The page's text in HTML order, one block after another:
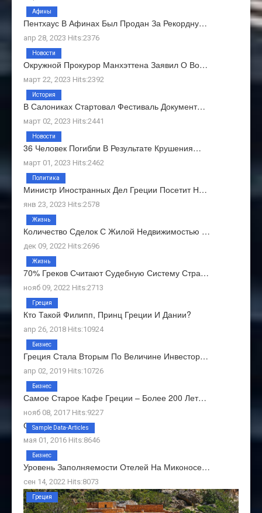
Пентхаус В Афинах Был Продан За Рекордну…
апр 28, 2023 Hits:2376
Афины
Окружной Прокурор Манхэттена Заявил О Во…
март 22, 2023 Hits:2392
Новости
В Салониках Стартовал Фестиваль Документ…
март 02, 2023 Hits:2441
История
36 Человек Погибли В Результате Крушения…
март 01, 2023 Hits:2462
Новости
Министр Иностранных Дел Греции Посетит Н…
янв 23, 2023 Hits:2578
Политика
Количество Сделок С Жилой Недвижимостью …
дек 09, 2022 Hits:2696
Жизнь
70% Греков Считают Судебную Систему Стра…
нояб 09, 2022 Hits:2713
Жизнь
Кто Такой Филипп, Принц Греции И Дании?
апр 26, 2018 Hits:10924
Греция
Греция Стала Вторым По Величине Инвестор…
апр 02, 2019 Hits:10726
Бизнес
Самое Старое Кафе Греции – Более 200 Лет…
нояб 08, 2017 Hits:9227
Бизнес
О Нас
мая 01, 2016 Hits:8646
Sample Data-Articles
Уровень Заполняемости Отелей На Миконосе…
сен 14, 2022 Hits:8073
Бизнес
Греция